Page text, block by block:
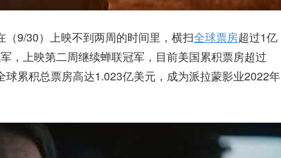
（9/30）上映不到两周的时间里，横扫全球票房超过1亿
军，上映第二周继续蝉联冠军，目前美国累积票房超过
累积总票房高达1.023亿美元，成为派拉蒙影业2022年